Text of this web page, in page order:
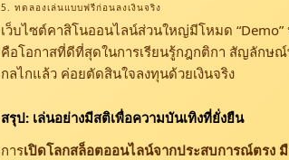
5. ทดลองเล่นแบบฟรีก่อนลงเงินจริง
เว็บไซต์คาสิโนออนไลน์ส่วนใหญ่มีโหมด
คือโอกาสที่ดีที่สุดในการเรียนรู้กฎกติกา สัญลักษ
กลไกแล้ว ค่อยตัดสินใจลงทุนด้วยเงินจริง
สรุป: เล่นอย่างมีสติเพื่อความบันเทิงที่ยั่งยืน
การเปิดโลกสล็อตออนไลน์จากประสบการณ์ตรง